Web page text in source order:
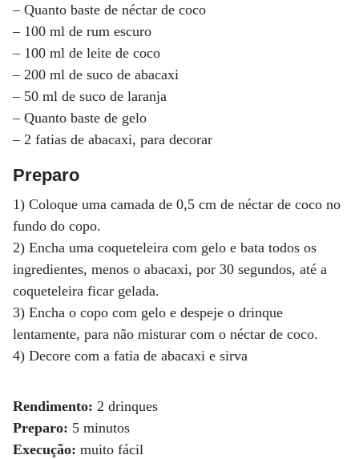
– Quanto baste de néctar de coco
– 100 ml de rum escuro
– 100 ml de leite de coco
– 200 ml de suco de abacaxi
– 50 ml de suco de laranja
– Quanto baste de gelo
– 2 fatias de abacaxi, para decorar
Preparo
1) Coloque uma camada de 0,5 cm de néctar de coco no
fundo do copo.
2) Encha uma coqueteleira com gelo e bata todos os
ingredientes, menos o abacaxi, por 30 segundos, até a
coqueteleira ficar gelada.
3) Encha o copo com gelo e despeje o drinque
lentamente, para não misturar com o néctar de coco.
4) Decore com a fatia de abacaxi e sirva
Rendimento: 2 drinques
Preparo: 5 minutos
Execução: muito fácil